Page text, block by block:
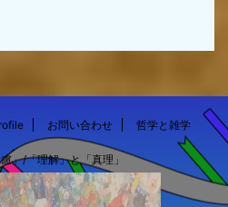
お問い合わせ 哲学と雑学
」/「理解」と「真理」